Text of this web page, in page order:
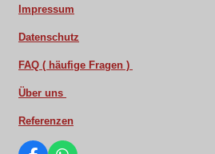
Impressum
Datenschutz
FAQ ( häufige Fragen )
Über uns
Referenzen